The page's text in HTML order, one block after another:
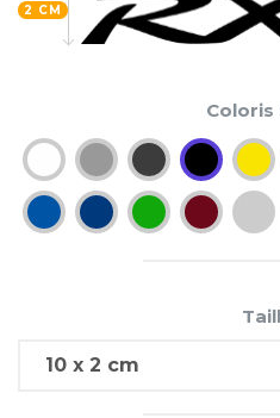
2 CM
Coloris